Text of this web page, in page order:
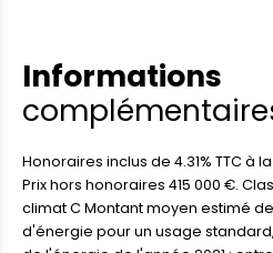
Informations
Honoraires inclus de 4.31% TTC à
Prix hors honoraires 415 000 €.
climat C Montant moyen estimé
d'énergie pour un usage